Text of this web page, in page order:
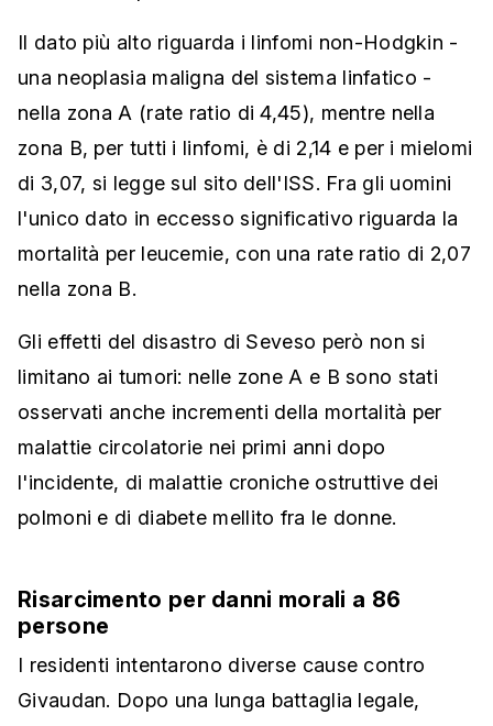
Il dato più alto riguarda i linfomi non-Hodgkin -
una neoplasia maligna del sistema linfatico -
nella zona A (rate ratio di 4,45), mentre nella
zona B, per tutti i linfomi, è di 2,14 e per i mielomi
di 3,07, si legge sul sito dell'ISS. Fra gli uomini
l'unico dato in eccesso significativo riguarda la
mortalità per leucemie, con una rate ratio di 2,07
nella zona B.
Gli effetti del disastro di Seveso però non si
limitano ai tumori: nelle zone A e B sono stati
osservati anche incrementi della mortalità per
malattie circolatorie nei primi anni dopo
l'incidente, di malattie croniche ostruttive dei
polmoni e di diabete mellito fra le donne.
Risarcimento per danni morali a 86
persone
I residenti intentarono diverse cause contro
Givaudan. Dopo una lunga battaglia legale,